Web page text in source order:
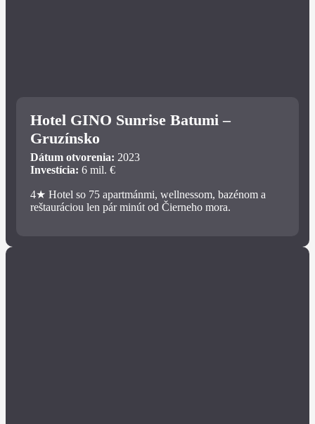
Hotel GINO Sunrise Batumi –
Gruzínsko
Dátum otvorenia: 2023
Investícia: 6 mil. €
4★ Hotel so 75 apartmánmi, wellnessom, bazénom a
reštauráciou len pár minút od Čierneho mora.